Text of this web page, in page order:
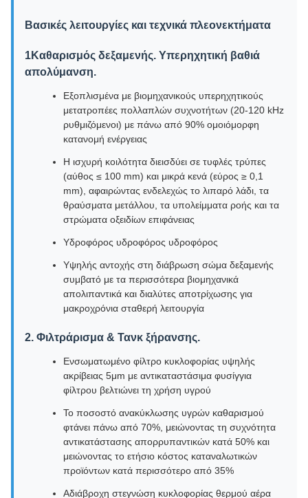
Βασικές λειτουργίες και τεχνικά πλεονεκτήματα
1Καθαρισμός δεξαμενής. Υπερηχητική βαθιά
απολύμανση.
Εξοπλισμένα με βιομηχανικούς υπερηχητικούς
μετατροπέες πολλαπλών συχνοτήτων (20-120 kHz
ρυθμιζόμενοι) με πάνω από 90% ομοιόμορφη
κατανομή ενέργειας
Η ισχυρή κοιλότητα διεισδύει σε τυφλές τρύπες
(αύθος ≤ 100 mm) και μικρά κενά (εύρος ≥ 0,1
mm), αφαιρώντας ενδελεχώς το λιπαρό λάδι, τα
θραύσματα μετάλλου, τα υπολείμματα ροής και τα
στρώματα οξειδίων επιφάνειας
Υδροφόρος υδροφόρος υδροφόρος
Υψηλής αντοχής στη διάβρωση σώμα δεξαμενής
συμβατό με τα περισσότερα βιομηχανικά
απολιπαντικά και διαλύτες αποτρίχωσης για
μακροχρόνια σταθερή λειτουργία
2. Φιλτράρισμα & Τανκ ξήρανσης.
Ενσωματωμένο φίλτρο κυκλοφορίας υψηλής
ακρίβειας 5μm με αντικαταστάσιμα φυσίγγια
φίλτρου βελτιώνει τη χρήση υγρού
Το ποσοστό ανακύκλωσης υγρών καθαρισμού
φτάνει πάνω από 70%, μειώνοντας τη συχνότητα
αντικατάστασης απορρυπαντικών κατά 50% και
μειώνοντας το ετήσιο κόστος καταναλωτικών
προϊόντων κατά περισσότερο από 35%
Αδιάβροχη στεγνώση κυκλοφορίας θερμού αέρα